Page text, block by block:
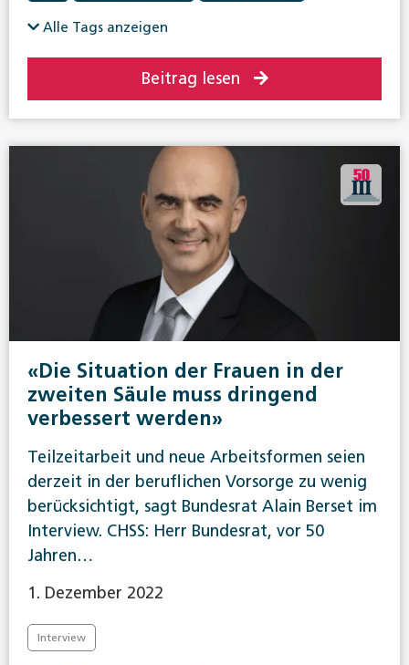
Sozialpolitik allgemein
Alle Tags anzeigen
Beitrag lesen
«Die Situation der Frauen in der
zweiten Säule muss dringend
verbessert werden»
Teilzeitarbeit und neue Arbeitsformen seien
derzeit in der beruflichen Vorsorge zu wenig
berücksichtigt, sagt Bundesrat Alain Berset im
Interview. CHSS: Herr Bundesrat, vor 50
Jahren…
1. Dezember 2022
Interview